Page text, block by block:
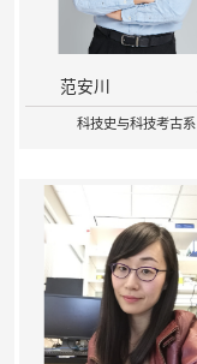
范安川
科技史与科技考古系